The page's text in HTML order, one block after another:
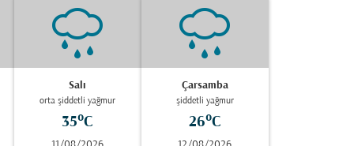
Salı
orta şiddetli yağmur
35°C
Çarsamba
şiddetli yağmur
26°C